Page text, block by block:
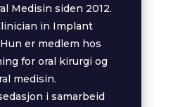
Medisin siden 2012.
in Implant
Hun er medlem hos
for oral kirurgi og
medisin.
i samarbeid